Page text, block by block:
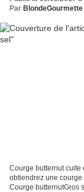
Par BlondeGourmette
Courge butternut cuite
obtiendrez une
Courge butternutGros